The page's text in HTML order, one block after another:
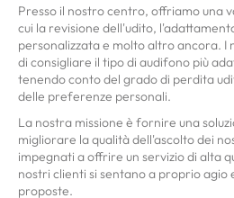
Presso il nostro centro, offriamo una
cui la revisione dell'udito,
personalizzata e molto altro ancora. I
di consigliare il tipo di audifono più
tenendo conto del grado di perdita
delle preferenze personali.
La nostra missione è fornire una
migliorare la qualità dell'ascolto dei
impegnati a offrire un servizio di alta
nostri clienti si sentano a proprio agio
proposte.